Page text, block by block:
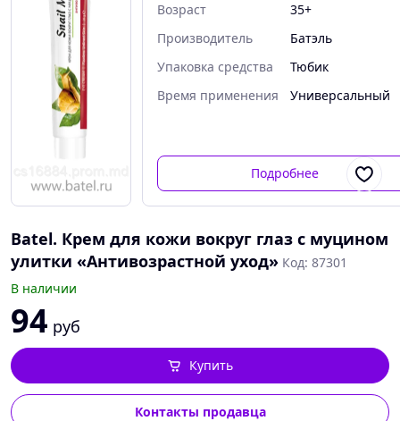
Возраст
35+
Производитель
Батэль
Упаковка средства
Тюбик
Время применения
Универсальный
Подробнее
Batel. Крем для кожи вокруг глаз с муцином
улитки «Антивозрастной уход»
Код: 87301
В наличии
94 руб
Контакты продавца
Купить